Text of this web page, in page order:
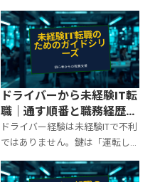
なります。ポイントは「接客が得
意」ではなく、ヒアリング・一
次切り分け・クレーム対応・標
準化をITの言葉に変換して見せる
こと。
ドライバーから未経験IT転
職｜通す順番と職務経歴書
で刺さる強み
ドライバー経験は未経験ITで不利
ではありません。鍵は「運転し
てました」ではなく、時間管
理・安全運行・ルート最適化・